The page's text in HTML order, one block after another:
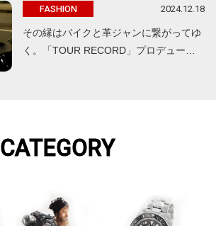
FASHION 2024.12.18
その縁はバイクと革ジャンに繋がってゆ
く。「TOUR RECORD」プロデュー…
CATEGORY